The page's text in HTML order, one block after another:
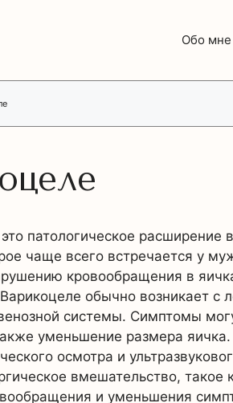
Обо мне
патологическое расширение
чаще всего встречается у
кровообращения в
обычно возникает с
системы. Симптомы
уменьшение размера
осмотра и
вмешательство, такое
и уменьшения